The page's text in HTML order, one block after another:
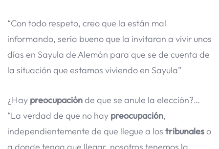
“Con todo respeto, creo que la están mal
informando, sería bueno que la invitaran a vivir unos
días en Sayula de Alemán para que se de cuenta de
la situación que estamos viviendo en Sayula”
¿Hay preocupaciónde que se anule la elección?…
“La verdad de que no hay preocupación,
independientemente de que llegue a los tribunaleso